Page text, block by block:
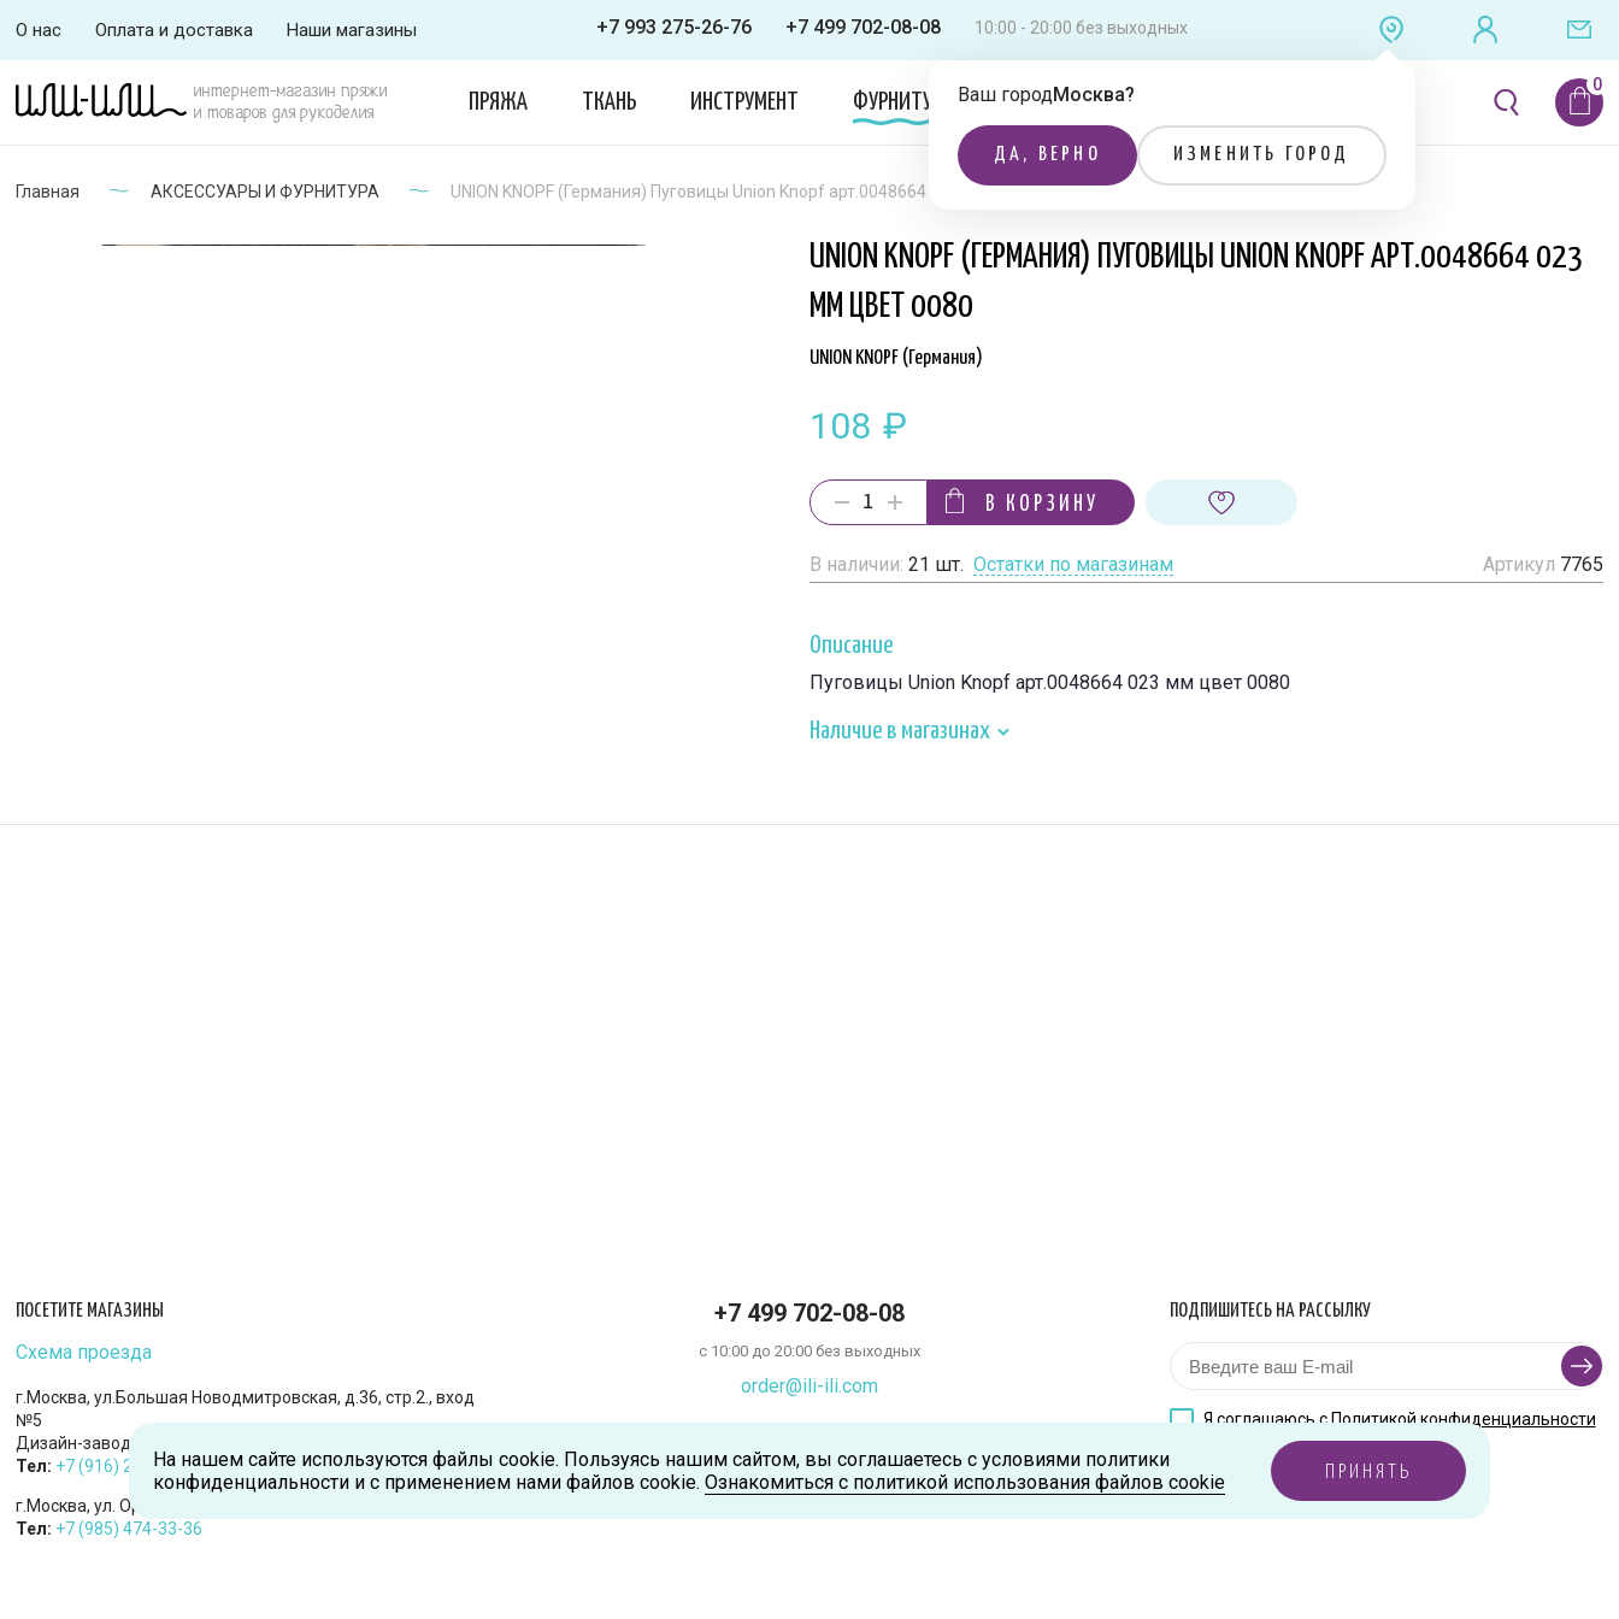
О нас Оплата и доставка Наши магазины +7 993 275-26-76 +7 499 702-08-08 10:00 - 20:00 без выходных
Ваш городМосква?
ДА, ВЕРНО ИЗМЕНИТЬ ГОРОД
интернет-магазин пряжи
и товаров для рукоделия
ПРЯЖА ТКАНЬ ИНСТРУМЕНТ ФУРНИТУРА ОДЕЖДА ЛИТЕРАТУРА
Главная АКСЕССУАРЫ И ФУРНИТУРА UNION KNOPF (Германия) Пуговицы Union Knopf арт.0048664 023 мм цвет 0080
UNION KNOPF (ГЕРМАНИЯ) ПУГОВИЦЫ UNION KNOPF АРТ.0048664 023
ММ ЦВЕТ 0080
UNION KNOPF (Германия)
108 ₽
В КОРЗИНУ
В наличии: 21 шт. Остатки по магазинам Артикул 7765
Описание
Пуговицы Union Knopf арт.0048664 023 мм цвет 0080
Наличие в магазинах
ПОСЕТИТЕ МАГАЗИНЫ
Схема проезда
г.Москва, ул.Большая Новодмитровская, д.36, стр.2., вход
№5
Дизайн-завод «FLACON»
Тел: +7 (916) 215-94-95
г.Москва, ул. Орджоникидзе, д.9, к.1
Тел: +7 (985) 474-33-36
+7 499 702-08-08
с 10:00 до 20:00 без выходных
order@ili-ili.com
ПОДПИШИТЕСЬ НА РАССЫЛКУ
Я соглашаюсь сПолитикой конфиденциальности
На нашем сайте используются файлы cookie. Пользуясь нашим сайтом, вы соглашаетесь с условиями политики
конфиденциальности и с применением нами файлов cookie. Ознакомиться с политикой использования файлов cookie ПРИНЯТЬ